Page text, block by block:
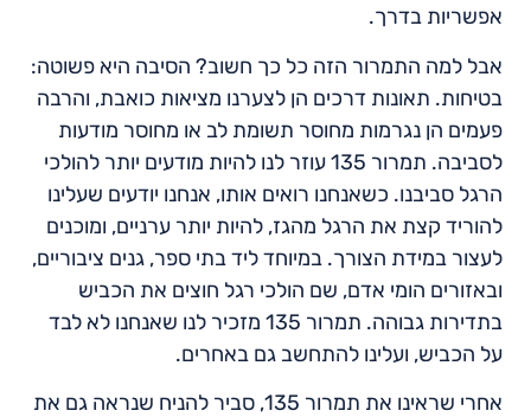
אפשריות בדרך.
אבל למה התמרור הזה כל כך חשוב? הסיבה היא פשוטה:
בטיחות. תאונות דרכים הן לצערנו מציאות כואבת, והרבה
פעמים הן נגרמות מחוסר תשומת לב או מחוסר מודעות
לסביבה. תמרור 135 עוזר לנו להיות מודעים יותר להולכי
הרגל סביבנו. כשאנחנו רואים אותו, אנחנו יודעים שעלינו
להוריד קצת את הרגל מהגז, להיות יותר ערניים, ומוכנים
לעצור במידת הצורך. במיוחד ליד בתי ספר, גנים ציבוריים,
ובאזורים הומי אדם, שם הולכי רגל חוצים את הכביש
בתדירות גבוהה. תמרור 135 מזכיר לנו שאנחנו לא לבד
על הכביש, ועלינו להתחשב גם באחרים.
אחרי שראינו את תמרור 135, סביר להניח שנראה גם את